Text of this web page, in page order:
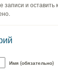
записи и оставить
Имя (обязательно)